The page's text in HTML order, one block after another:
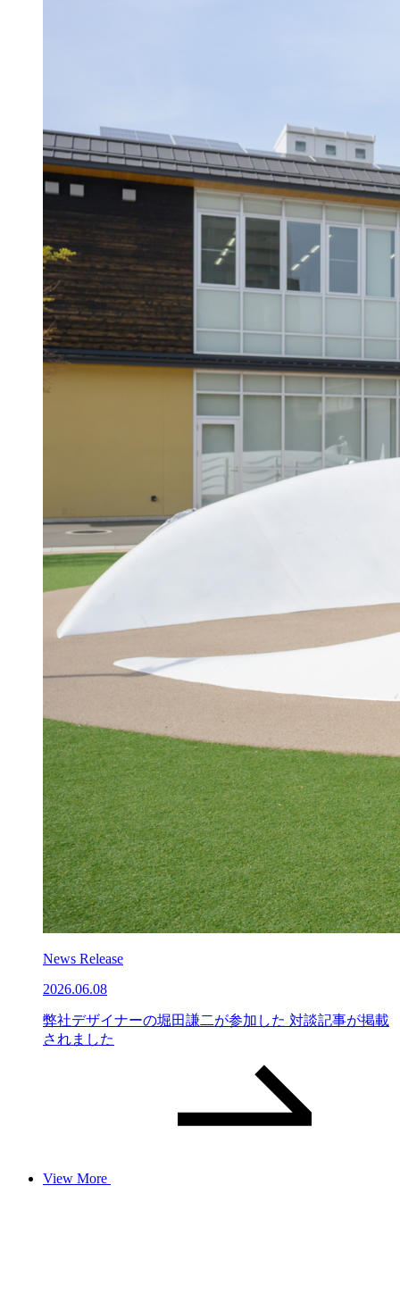
News Release
2026.06.08
弊社デザイナーの堀田謙二が参加した 対談記事が掲載
されました
View More